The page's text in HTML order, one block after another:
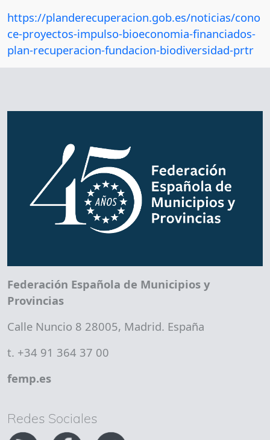
https://planderecuperacion.gob.es/noticias/cono
ce-proyectos-impulso-bioeconomia-financiados-
plan-recuperacion-fundacion-biodiversidad-prtr
Federación Española de Municipios y
Provincias
Calle Nuncio 8 28005, Madrid. España
t. +34 91 364 37 00
femp.es
Redes Sociales